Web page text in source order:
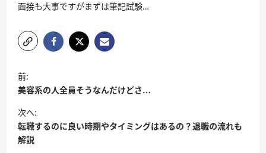
面接も大事ですがまずは筆記試験…
投
稿
ナ
ビ
ゲ
前:
美容系の人全員そうなんだけどさ…
次へ:
転職するのに良い時期やタイミングはあるの？退職の流れも
解説